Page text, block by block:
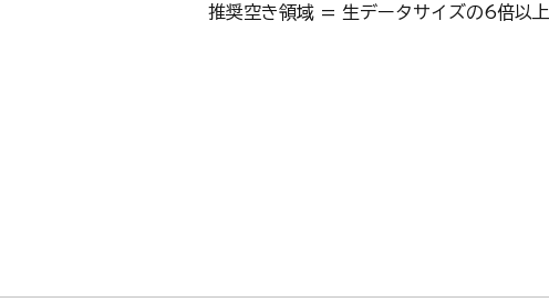
推奨空き領域 = 生データサイズの6倍以上